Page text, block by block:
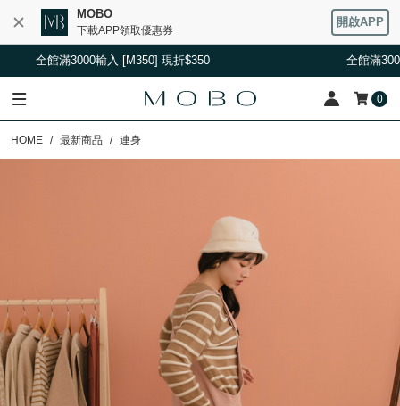
MOBO
下載APP領取優惠券
開啟APP
全館滿3000輸入 [M350] 現折$350 全館滿3000輸
0
HOME 最新商品 連身